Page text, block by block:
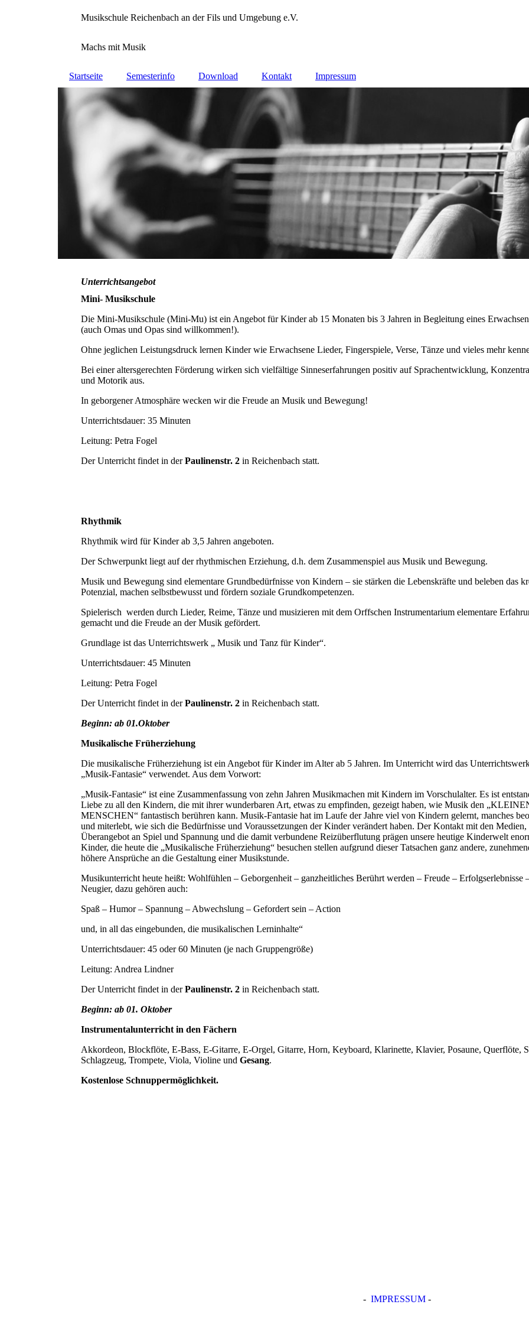
Musikschule Reichenbach an der Fils und Umgebung e.V.
Machs mit Musik
Startseite Semesterinfo Download Kontakt Impressum
Unterrichtsangebot
Mini- Musikschule
Die Mini-Musikschule (Mini-Mu) ist ein Angebot für Kinder ab 15 Monaten bis 3 Jahren in Begleitung eines
(auch Omas und Opas sind willkommen!).
Ohne jeglichen Leistungsdruck lernen Kinder wie Erwachsene Lieder, Fingerspiele, Verse, Tänze und vieles mehr
Bei einer altersgerechten Förderung wirken sich vielfältige Sinneserfahrungen positiv auf Sprachentwicklung,
und Motorik aus.
In geborgener Atmosphäre wecken wir die Freude an Musik und Bewegung!
Unterrichtsdauer: 35 Minuten
Leitung: Petra Fogel
Der Unterricht findet in derPaulinenstr. 2 in Reichenbach statt.
Rhythmik
Rhythmik wird für Kinder ab 3,5 Jahren angeboten.
Der Schwerpunkt liegt auf der rhythmischen Erziehung, d.h. dem Zusammenspiel aus Musik und Bewegung.
Musik und Bewegung sind elementare Grundbedürfnisse von Kindern – sie stärken die Lebenskräfte und beleben das
Potenzial, machen selbstbewusst und fördern soziale Grundkompetenzen.
Spielerisch werden durch Lieder, Reime, Tänze und musizieren mit dem Orffschen Instrumentarium elementare
gemacht und die Freude an der Musik gefördert.
Grundlage ist das Unterrichtswerk „ Musik und Tanz für Kinder“.
Unterrichtsdauer: 45 Minuten
Leitung: Petra Fogel
Der Unterricht findet in derPaulinenstr. 2 in Reichenbach statt.
Beginn: ab 01.Oktober
Musikalische Früherziehung
Die musikalische Früherziehung ist ein Angebot für Kinder im Alter ab 5 Jahren. Im Unterricht wird das
„Musik-Fantasie“ verwendet. Aus dem Vorwort:
„Musik-Fantasie“ ist eine Zusammenfassung von zehn Jahren Musikmachen mit Kindern im Vorschulalter. Es ist
Liebe zu all den Kindern, die mit ihrer wunderbaren Art, etwas zu empfinden, gezeigt haben, wie Musik den
MENSCHEN“ fantastisch berühren kann. Musik-Fantasie hat im Laufe der Jahre viel von Kindern gelernt, manches
und miterlebt, wie sich die Bedürfnisse und Voraussetzungen der Kinder verändert haben. Der Kontakt mit den Medien,
Überangebot an Spiel und Spannung und die damit verbundene Reizüberflutung prägen unsere heutige Kinderwelt
Kinder, die heute die „Musikalische Früherziehung“ besuchen stellen aufgrund dieser Tatsachen ganz andere,
höhere Ansprüche an die Gestaltung einer Musikstunde.
Musikunterricht heute heißt: Wohlfühlen – Geborgenheit – ganzheitliches Berührt werden – Freude – Erfolgserlebnisse
Neugier, dazu gehören auch:
Spaß – Humor – Spannung – Abwechslung – Gefordert sein – Action
und, in all das eingebunden, die musikalischen Lerninhalte“
Unterrichtsdauer: 45 oder 60 Minuten (je nach Gruppengröße)
Leitung: Andrea Lindner
Der Unterricht findet in derPaulinenstr. 2 in Reichenbach statt.
Beginn: ab 01. Oktober
Instrumentalunterricht in den Fächern
Akkordeon, Blockflöte, E-Bass, E-Gitarre, E-Orgel, Gitarre, Horn, Keyboard, Klarinette, Klavier, Posaune, Querflöte,
Schlagzeug, Trompete, Viola, Violine und Gesang.
Kostenlose Schnuppermöglichkeit.
- IMPRESSUM-